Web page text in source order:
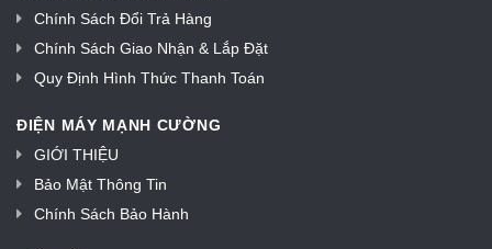
Chính Sách Đổi Trả Hàng
Chính Sách Giao Nhận & Lắp Đặt
Quy Định Hình Thức Thanh Toán
ĐIỆN MÁY MẠNH CƯỜNG
GIỚI THIỆU
Bảo Mật Thông Tin
Chính Sách Bảo Hành